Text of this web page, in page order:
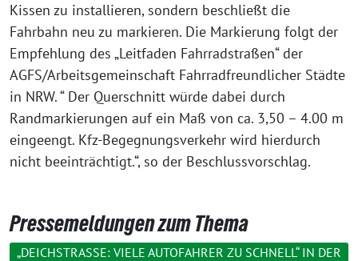
Kissen zu installieren, sondern beschließt die
Fahrbahn neu zu markieren. Die Markierung folgt der
Empfehlung des „Leitfaden Fahrradstraßen“ der
AGFS/Arbeitsgemeinschaft Fahrradfreundlicher Städte
in NRW. “ Der Querschnitt würde dabei durch
Randmarkierungen auf ein Maß von ca. 3,50 – 4.00 m
eingeengt. Kfz-Begegnungsverkehr wird hierdurch
nicht beeinträchtigt.“, so der Beschlussvorschlag.
Pressemeldungen zum Thema
„DEICHSTRASSE: VIELE AUTOFAHRER ZU SCHNELL“ IN DER N